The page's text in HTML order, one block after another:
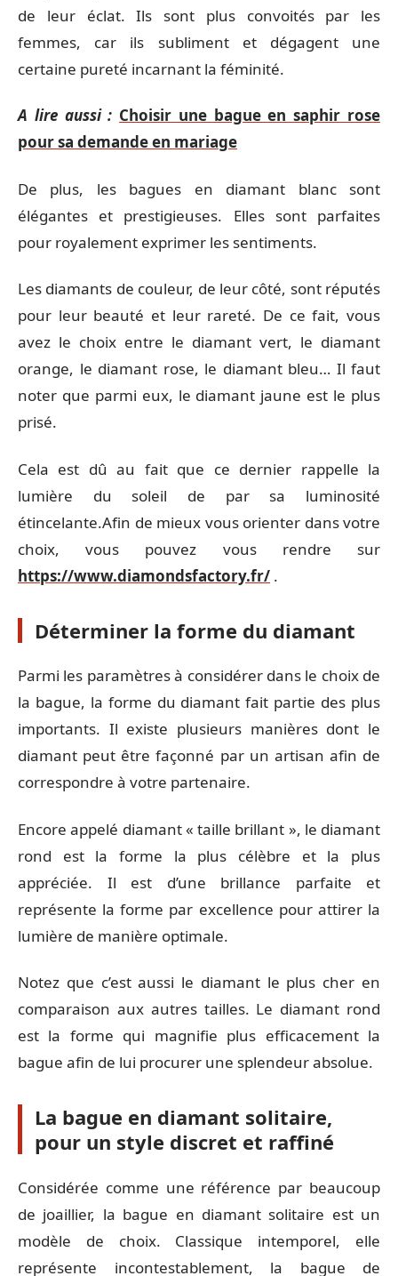
de leur éclat. Ils sont plus convoités par les
femmes, car ils subliment et dégagent une
certaine pureté incarnant la féminité.
A lire aussi : Choisir une bague en saphir rose
pour sa demande en mariage
De plus, les bagues en diamant blanc sont
élégantes et prestigieuses. Elles sont parfaites
pour royalement exprimer les sentiments.
Les diamants de couleur, de leur côté, sont réputés
pour leur beauté et leur rareté. De ce fait, vous
avez le choix entre le diamant vert, le diamant
orange, le diamant rose, le diamant bleu… Il faut
noter que parmi eux, le diamant jaune est le plus
prisé.
Cela est dû au fait que ce dernier rappelle la
lumière du soleil de par sa luminosité
étincelante.Afin de mieux vous orienter dans votre
choix, vous pouvez vous rendre sur
https://www.diamondsfactory.fr/ .
Déterminer la forme du diamant
Parmi les paramètres à considérer dans le choix de
la bague, la forme du diamant fait partie des plus
importants. Il existe plusieurs manières dont le
diamant peut être façonné par un artisan afin de
correspondre à votre partenaire.
Encore appelé diamant « taille brillant », le diamant
rond est la forme la plus célèbre et la plus
appréciée. Il est d’une brillance parfaite et
représente la forme par excellence pour attirer la
lumière de manière optimale.
Notez que c’est aussi le diamant le plus cher en
comparaison aux autres tailles. Le diamant rond
est la forme qui magnifie plus efficacement la
bague afin de lui procurer une splendeur absolue.
La bague en diamant solitaire,
pour un style discret et raffiné
Considérée comme une référence par beaucoup
de joaillier, la bague en diamant solitaire est un
modèle de choix. Classique intemporel, elle
représente incontestablement, la bague de